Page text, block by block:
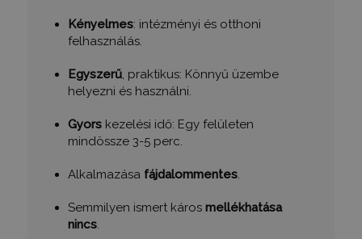
Kényelmes: intézményi és otthoni
felhasználás.
Egyszerű, praktikus: Könnyű üzembe
helyezni és használni.
Gyors kezelési idő: Egy felületen
mindössze 3-5 perc.
Alkalmazása fájdalommentes.
Semmilyen ismert károsmellékhatása
nincs.